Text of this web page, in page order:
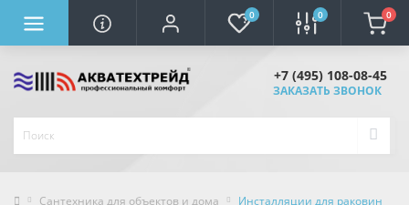
0 0 0
+7 (495) 108-08-45
ЗАКАЗАТЬ ЗВОНОК
Сантехника для объектов и дома Инсталляции для раковин